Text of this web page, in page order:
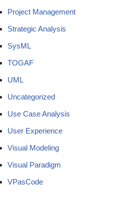
Project Management
Strategic Analysis
SysML
TOGAF
UML
Uncategorized
Use Case Analysis
User Experience
Visual Modeling
Visual Paradigm
VPasCode